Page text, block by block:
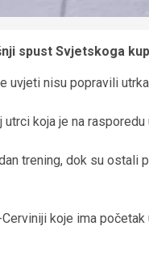
spust Svjetskoga
uvjeti nisu popravili
koja je na rasporedu
trening, dok su
koje ima početak